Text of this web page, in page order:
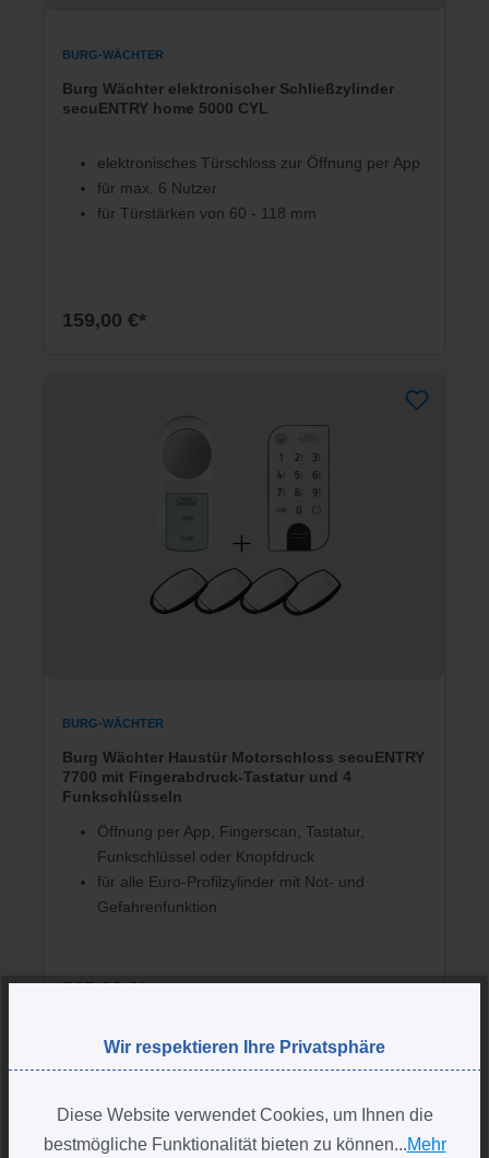
BURG-WÄCHTER
Burg Wächter elektronischer Schließzylinder
secuENTRY home 5000 CYL
elektronisches Türschloss zur Öffnung per App
für max. 6 Nutzer
für Türstärken von 60 - 118 mm
159,00 €*
BURG-WÄCHTER
Burg Wächter Haustür Motorschloss secuENTRY
7700 mit Fingerabdruck-Tastatur und 4
Funkschlüsseln
Öffnung per App, Fingerscan, Tastatur,
Funkschlüssel oder Knopfdruck
für alle Euro-Profilzylinder mit Not- und
Gefahrenfunktion
565,00 €*
Wir respektieren Ihre Privatsphäre
Diese Website verwendet Cookies, um Ihnen die
bestmögliche Funktionalität bieten zu können...Mehr